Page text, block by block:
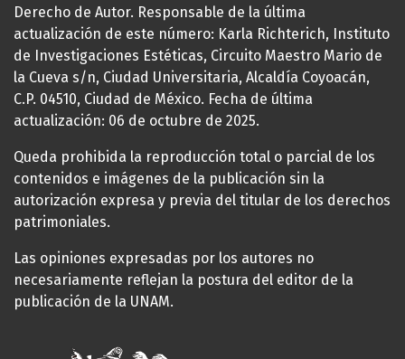
Derecho de Autor. Responsable de la última
actualización de este número: Karla Richterich, Instituto
de Investigaciones Estéticas, Circuito Maestro Mario de
la Cueva s/n, Ciudad Universitaria, Alcaldía Coyoacán,
C.P. 04510, Ciudad de México. Fecha de última
actualización: 06 de octubre de 2025.
Queda prohibida la reproducción total o parcial de los
contenidos e imágenes de la publicación sin la
autorización expresa y previa del titular de los derechos
patrimoniales.
Las opiniones expresadas por los autores no
necesariamente reflejan la postura del editor de la
publicación de la UNAM.